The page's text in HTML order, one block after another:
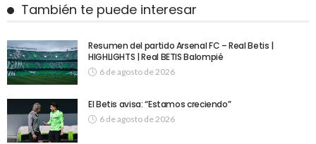
También te puede interesar
Resumen del partido Arsenal FC – Real Betis |
HIGHLIGHTS | Real BETIS Balompié
6 de agosto de 2026
El Betis avisa: “Estamos creciendo”
6 de agosto de 2026